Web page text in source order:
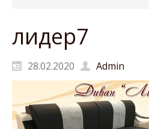
лидер7
28.02.2020 Admin